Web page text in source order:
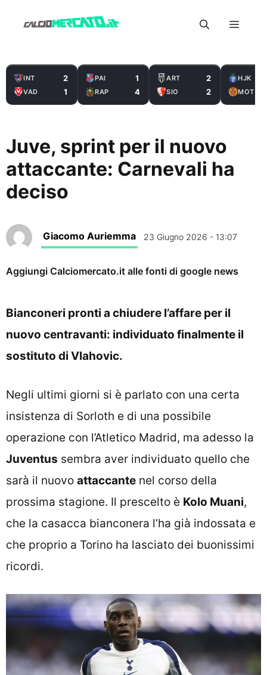
Menu
INT 2
VAD 1
PAI 1
RAP 4
ART 2
SIO 2
HJK
MOT
Juve, sprint per il nuovo
attaccante: Carnevali ha
deciso
Giacomo Auriemma 23 Giugno 2026 - 13:07
Aggiungi Calciomercato.it alle fonti di google news
Bianconeri pronti a chiudere l’affare per il
nuovo centravanti: individuato finalmente il
sostituto di Vlahovic.
Negli ultimi giorni si è parlato con una certa
insistenza di Sorloth e di una possibile
operazione con l’Atletico Madrid, ma adesso la
Juventus sembra aver individuato quello che
sarà il nuovo attaccante nel corso della
prossima stagione. Il prescelto è Kolo Muani,
che la casacca bianconera l’ha già indossata e
che proprio a Torino ha lasciato dei buonissimi
ricordi.